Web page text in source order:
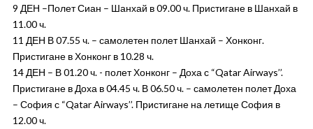
9 ДЕН –Полет Сиан – Шанхай в 09.00 ч. Пристигане в Шанхай в
11.00 ч.
11 ДЕН В 07.55 ч. – самолетен полет Шанхай – Хонконг.
Пристигане в Хонконг в 10.28 ч.
14 ДЕН – В 01.20 ч. - полет Хонконг – Доха с “Qatar Airways’’.
Пристигане в Доха в 04.45 ч. В 06.50 ч. – самолетен полет Доха
– София с “Qatar Airways’’. Пристигане на летище София в
12.00 ч.